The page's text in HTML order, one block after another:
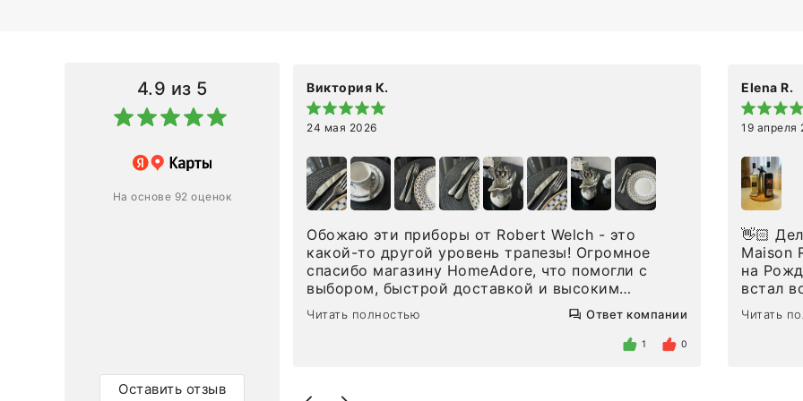
4.9 из 5
На основе 92 оценок
Оставить отзыв
магазину за оперативную
приехал ко мне целым и
Виктория К.
24 мая 2026
Обожаю эти приборы от Robert Welch - это
какой-то другой уровень трапезы! Огромное
спасибо магазину HomeAdore, что помогли с
выбором, быстрой доставкой и высоким
сервисом. Один раз была здесь лично, забирала
чайные ложки, внутри очень много антикварной
доставили сдэком на следующий день к нашему
Читать полностью Ответ компании
1 0
Elena R.
19 апреля
👋🏻 Делюсь впечатлениями от покупки сиропов
Maison Routin 1883
на
встал
решила
Читать